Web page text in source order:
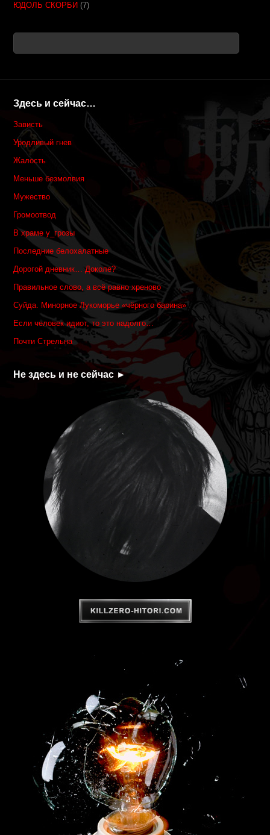
ЮДОЛЬ СКОРБИ (7)
Здесь и сейчас…
Зависть
Уродливый гнев
Жалость
Меньше безмолвия
Мужество
Громоотвод
В храме у_грозы
Последние белохалатные
Дорогой дневник… Доколе?
Правильное слово, а всё равно хреново
Суйда. Минорное Лукоморье «чёрного барина»
Если человек идиот, то это надолго…
Почти Стрельна
Не здесь и не сейчас ►